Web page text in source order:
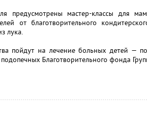
предусмотрены мастер-классы для
от благотворительного
лука.
пойдут на лечение больных детей —
Благотворительного фонда